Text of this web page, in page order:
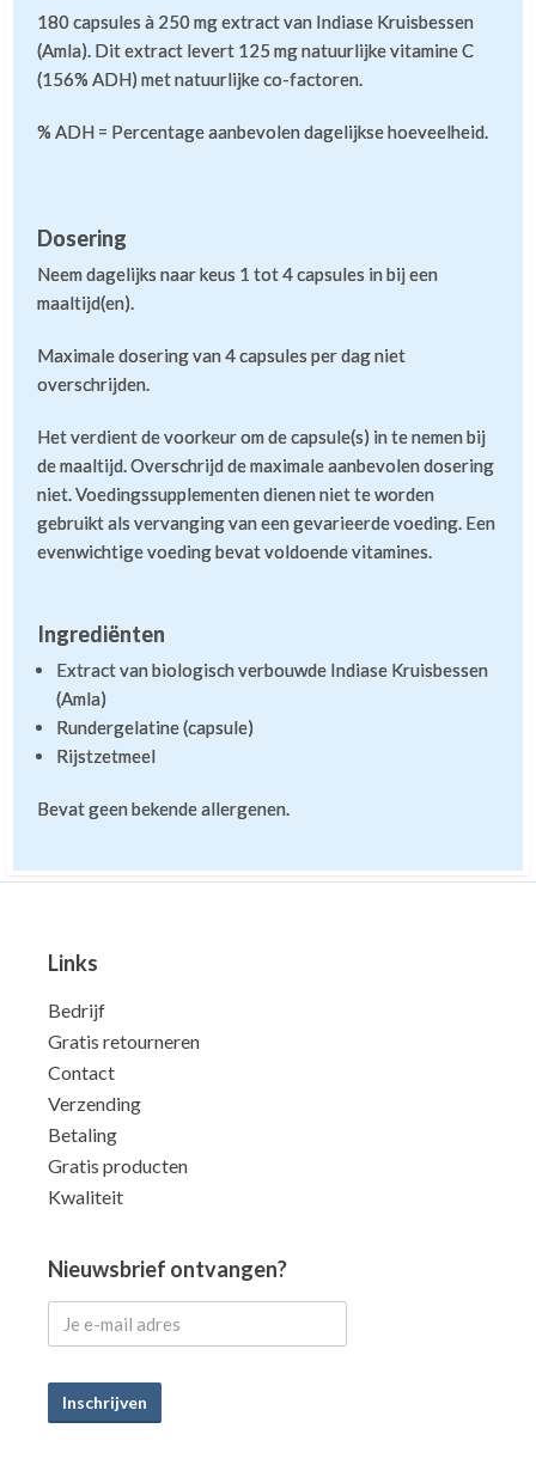
180 capsules à 250 mg extract van Indiase Kruisbessen
(Amla). Dit extract levert 125 mg natuurlijke vitamine C
(156% ADH) met natuurlijke co-factoren.
% ADH = Percentage aanbevolen dagelijkse hoeveelheid.
Dosering
Neem dagelijks naar keus 1 tot 4 capsules in bij een
maaltijd(en).
Maximale dosering van 4 capsules per dag niet
overschrijden.
Het verdient de voorkeur om de capsule(s) in te nemen bij
de maaltijd. Overschrijd de maximale aanbevolen dosering
niet. Voedingssupplementen dienen niet te worden
gebruikt als vervanging van een gevarieerde voeding. Een
evenwichtige voeding bevat voldoende vitamines.
Ingrediënten
Extract van biologisch verbouwde Indiase Kruisbessen
(Amla)
Rundergelatine (capsule)
Rijstzetmeel
Bevat geen bekende allergenen.
Puur natuurlijke aanvulling
Yvana van den Hork,30 januari 2022
mooie vitamine C voor wie puur natuurlijke aanvulling
Goed
Goede natuurlijke vitamine C.
Meer recensies
Links
Bedrijf
Gratis retourneren
Contact
Verzending
Betaling
Gratis producten
Kwaliteit
Nieuwsbrief ontvangen?
Inschrijven